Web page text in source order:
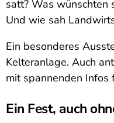
satt? Was wünschten
Und wie sah
Ein besonderes
Kelteranlage. Auch
mit spannenden Infos
Ein Fest, auch